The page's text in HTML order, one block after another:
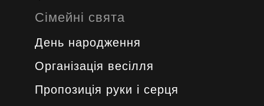
Сімейні свята
День народження
Організація весілля
Пропозиція руки і серця